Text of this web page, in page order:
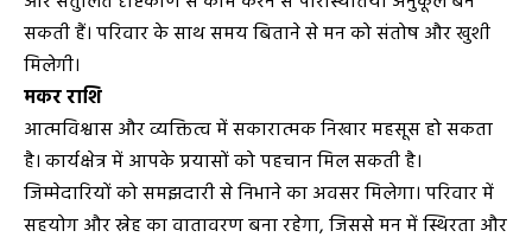
सकती हैं। परिवार के साथ समय बिताने से मन को संतोष और खुशी
मिलेगी।
मकर राशि
आत्मविश्वास और व्यक्तित्व में सकारात्मक निखार महसूस हो सकता
है। कार्यक्षेत्र में आपके प्रयासों को पहचान मिल सकती है।
जिम्मेदारियों को समझदारी से निभाने का अवसर मिलेगा। परिवार में
सहयोग और स्नेह का वातावरण बना रहेगा, जिससे मन में स्थिरता और